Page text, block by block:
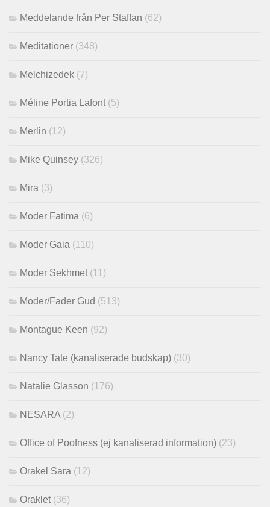
Meddelande från Per Staffan (62)
Meditationer (348)
Melchizedek (7)
Méline Portia Lafont (5)
Merlin (12)
Mike Quinsey (326)
Mira (3)
Moder Fatima (6)
Moder Gaia (110)
Moder Sekhmet (11)
Moder/Fader Gud (513)
Montague Keen (92)
Nancy Tate (kanaliserade budskap) (30)
Natalie Glasson (176)
NESARA (2)
Office of Poofness (ej kanaliserad information) (23)
Orakel Sara (12)
Oraklet (36)